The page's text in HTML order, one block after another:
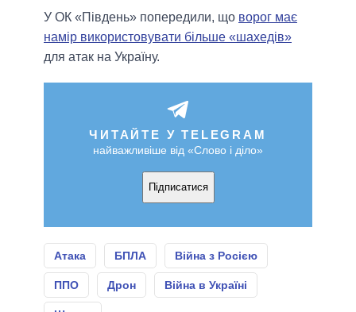
У ОК «Південь» попередили, що ворог має
намір використовувати більше «шахедів»
для атак на Україну.
ЧИТАЙТЕ У TELEGRAM
найважливіше від «Слово і діло»
Підписатися
Атака БПЛА Війна з Росією
ППО Дрон Війна в Україні